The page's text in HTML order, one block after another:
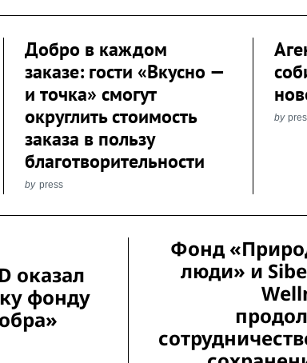
Добро в каждом
заказе: гости «Вкусно —
и точка» смогут
округлить стоимость
заказа в пользу
благотворительности
by press
by
оказал
фонду
Фонд
люди» и